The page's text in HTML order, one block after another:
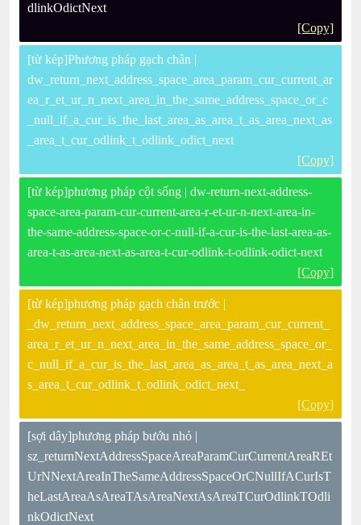
dlinkOdictNext
[Copy]
[từ kép]Phương pháp gạch chân |
dw_return_next_address_space_area_param_cur_current_ar
ea_r_et_ur_n_next_area_in_the_same_address_space_or_c
_null_if_a_cur_is_the_last_area_as_area_t_as_area_next_as
_area_t_cur_odlink_t_odlink_odict_next
[Copy]
[từ kép]phương pháp cột sống | dw-return-next-address-
space-area-param-cur-current-area-r-et-ur-n-next-area-in-
the-same-address-space-or-c-null-if-a-cur-is-the-last-area-as-
area-t-as-area-next-as-area-t-cur-odlink-t-odlink-odict-next
[Copy]
[từ kép]phương pháp gạch chân trước |
_dw_return_next_address_space_area_param_cur_current_
area_r_et_ur_n_next_area_in_the_same_address_space_or_
c_null_if_a_cur_is_the_last_area_as_area_t_as_area_next_a
s_area_t_cur_odlink_t_odlink_odict_next_
[Copy]
[sợi dây]phương pháp bướu nhỏ |
sz_returnNextAddressSpaceAreaParamCurCurrentAreaREt
UrNNextAreaInTheSameAddressSpaceOrCNullIfACurIsT
heLastAreaAsAreaTAsAreaNextAsAreaTCurOdlinkTOdli
nkOdictNext